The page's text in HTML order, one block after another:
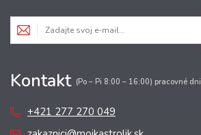
Kontakt (Po – Pi 8:00 – 16:00) pracovné dni
+421 277 270 049